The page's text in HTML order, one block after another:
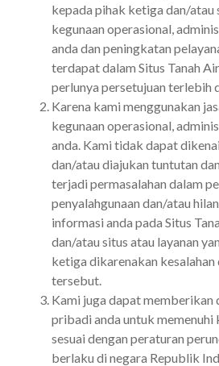
kepada pihak ketiga dan/atau
kegunaan operasional,
anda dan peningkatan
terdapat dalam Situs Tanah
perlunya persetujuan terlebih
Karena kami menggunakan
kegunaan operasional,
anda. Kami tidak dapat
dan/atau diajukan tuntutan
terjadi permasalahan dalam
penyalahgunaan dan/atau
informasi anda pada Situs
dan/atau situs atau layanan
ketiga dikarenakan
tersebut.
Kami juga dapat memberikan
pribadi anda untuk memenuhi
sesuai dengan peraturan
berlaku di negara Republik